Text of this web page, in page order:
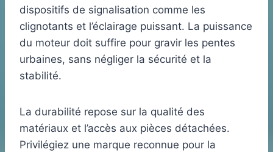
dispositifs de signalisation comme les
clignotants et l’éclairage puissant. La puissance
du moteur doit suffire pour gravir les pentes
urbaines, sans négliger la sécurité et la
stabilité.
La durabilité repose sur la qualité des
matériaux et l’accès aux pièces détachées.
Privilégiez une marque reconnue pour la